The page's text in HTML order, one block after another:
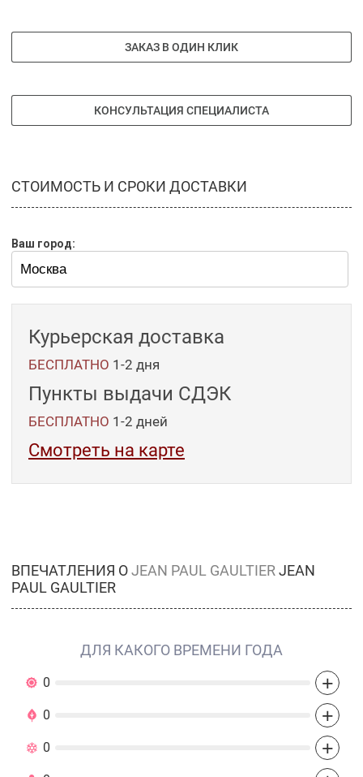
ЗАКАЗ В ОДИН КЛИК
КОНСУЛЬТАЦИЯ СПЕЦИАЛИСТА
СТОИМОСТЬ И СРОКИ ДОСТАВКИ
Ваш город:
Курьерская доставка
БЕСПЛАТНО 1-2 дня
Пункты выдачи СДЭК
БЕСПЛАТНО 1-2 дней
Смотреть на карте
ВПЕЧАТЛЕНИЯ ОJEAN PAUL GAULTIER JEAN
PAUL GAULTIER
ДЛЯ КАКОГО ВРЕМЕНИ ГОДА
0 +
0 +
0 +